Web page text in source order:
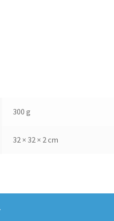
300 g
32 × 32 × 2 cm